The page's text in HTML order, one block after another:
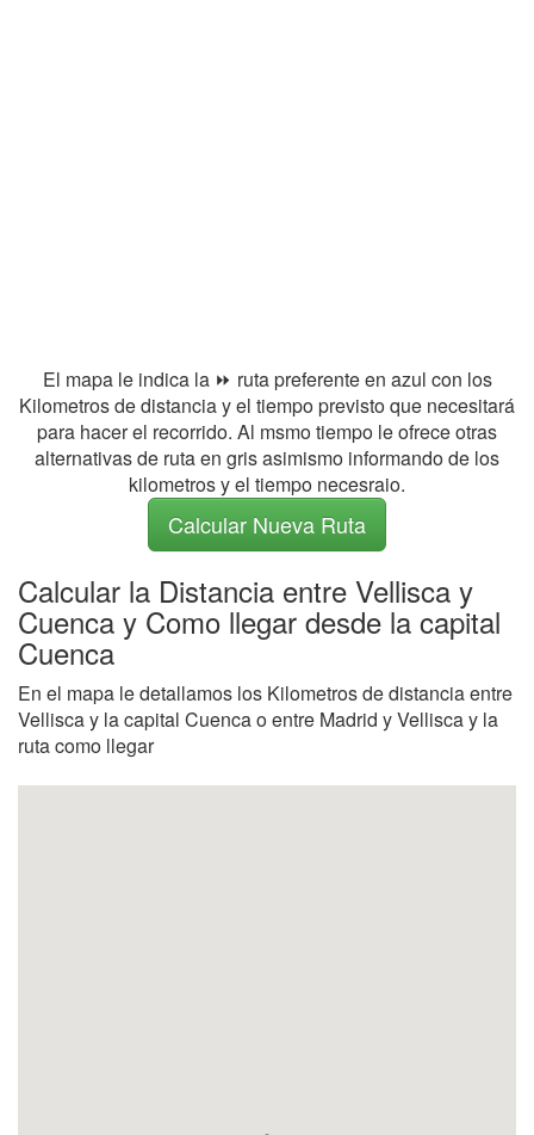
El mapa le indica la ⏩ ruta preferente en azul con los
Kilometros de distancia y el tiempo previsto que necesitará
para hacer el recorrido. Al msmo tiempo le ofrece otras
alternativas de ruta en gris asimismo informando de los
kilometros y el tiempo necesraio.
Calcular Nueva Ruta
Calcular la Distancia entre Vellisca y
Cuenca y Como llegar desde la capital
Cuenca
En el mapa le detallamos los Kilometros de distancia entre
Vellisca y la capital Cuenca o entre Madrid y Vellisca y la
ruta como llegar